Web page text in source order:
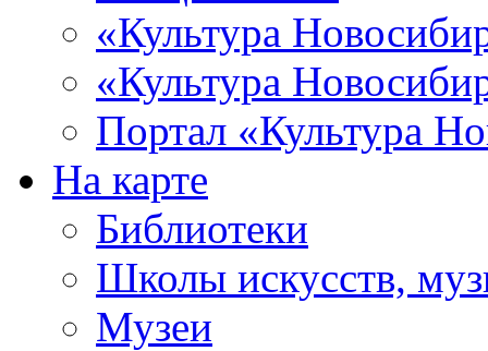
«Культура
«Культура
Портал «Культура
На карте
Библиотеки
Школы искусств,
Музеи